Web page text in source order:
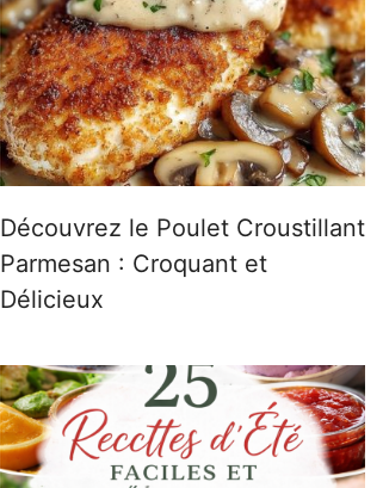
Découvrez le Poulet Croustillant
Parmesan : Croquant et
Délicieux